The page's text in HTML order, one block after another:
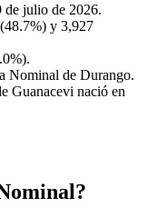
de julio de 2026.
y 3,927
Nominal de Durango.
Guanacevi nació en